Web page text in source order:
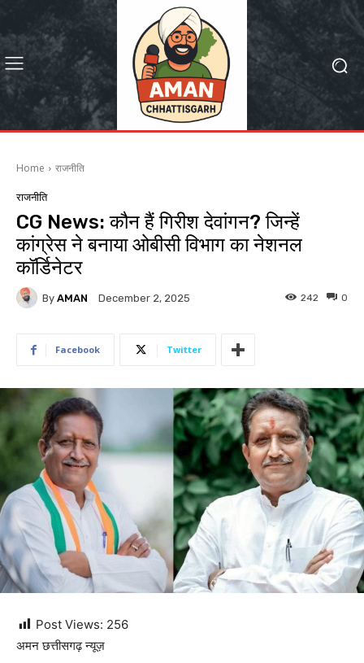
Home राजनीति
राजनीति
CG News: कौन हैं गिरीश देवांगन? जिन्हें
कांग्रेस ने बनाया ओबीसी विभाग का नेशनल
कॉर्डिनेटर
By AMAN December 2, 2025 0
242
Facebook Twitter
Post Views: 256
अमन छत्तीसगढ़ न्यूज़